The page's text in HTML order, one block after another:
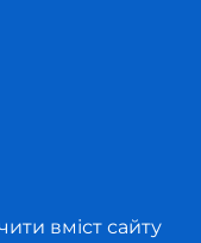
вміст сайту